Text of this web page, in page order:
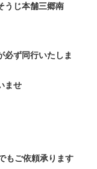
うじ本舗三郷南
ず同行いたしま
ませ
もご依頼承ります